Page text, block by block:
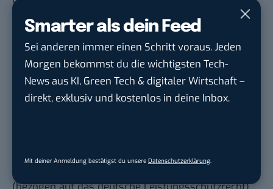
Smarter als dein Feed
Sei anderen immer einen Schritt voraus. Jeden
Morgen bekommst du die wichtigsten Tech-
News aus KI, Green Tech & digitaler Wirtschaft –
direkt, exklusiv und kostenlos in deine Inbox.
Mit deiner Anmeldung bestätigst du unsere Datenschutzerklärung
Ohnehin ist in den Gesetzesbegründungen zu lesen,
dass das Gesetz eher darauf abzielt den
Presseverlagen ein gewisses Gegengewicht zu den
Online-Giganten an die Hand zu geben, um die freie
Presseberichterstattung weiterhin finanzieren zu
können. Deshalb wird es für Privatpersonen wohl